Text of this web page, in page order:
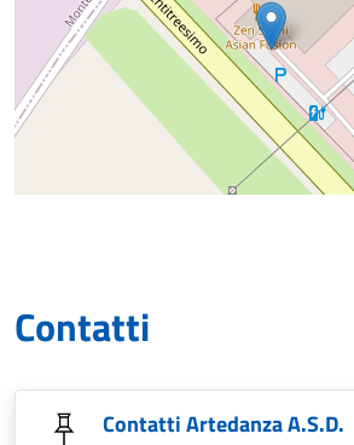
Contatti
Contatti Artedanza A.S.D.